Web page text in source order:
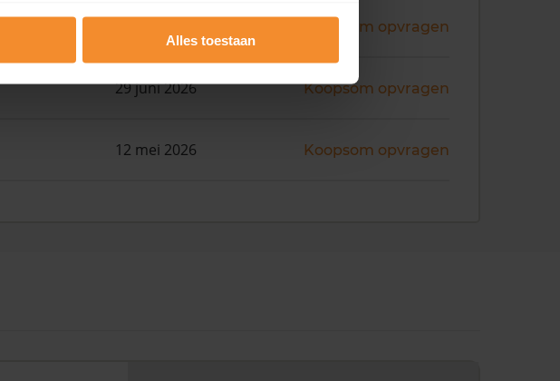
Alles toestaan
Koopsom opvragen
29 juni 2026 Koopsom opvragen
12 mei 2026 Koopsom opvragen